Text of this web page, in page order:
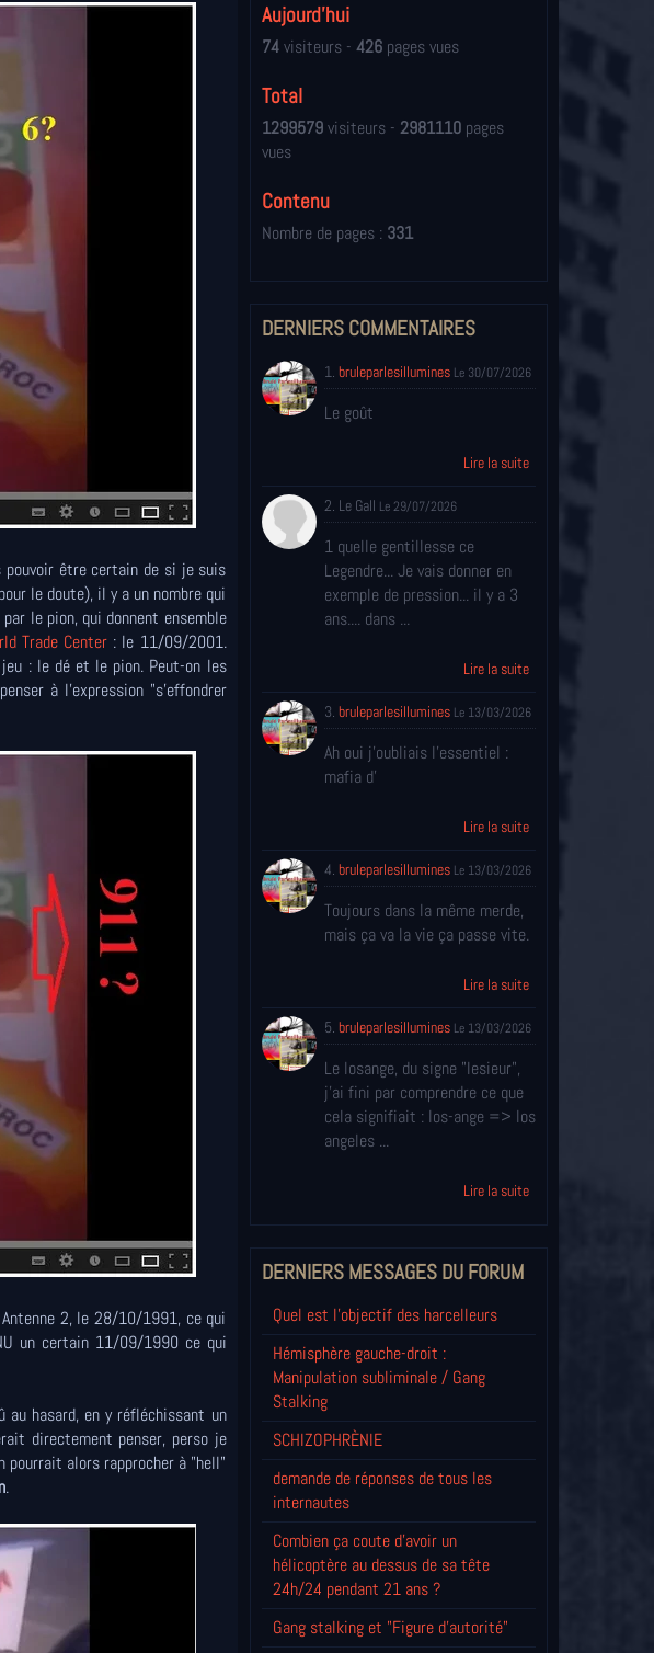
être certain de si je suis
le doute), il y a un nombre qui
le pion, qui donnent ensemble
Trade Center : le 11/09/2001.
: le dé et le pion. Peut-on les
à l'expression "s'effondrer
2, le 28/10/1991, ce qui
un certain 11/09/1990 ce qui
hasard, en y réfléchissant un
directement penser, perso je
pourrait alors rapprocher à "hell"
.
Aujourd'hui
74visiteurs - 426pages vues
Total
1299579visiteurs - 2981110pages
vues
Contenu
Nombre de pages : 331
DERNIERS COMMENTAIRES
1. bruleparlesillumines Le 30/07/2026
Le goût
Lire la suite
2. Le Gall Le 29/07/2026
1 quelle gentillesse ce
Legendre... Je vais donner en
exemple de pression... il y a 3
ans.... dans ...
Lire la suite
3. bruleparlesillumines Le 13/03/2026
Ah oui j'oubliais l'essentiel :
mafia d'
Lire la suite
4. bruleparlesillumines Le 13/03/2026
Toujours dans la même merde,
mais ça va la vie ça passe vite.
Lire la suite
5. bruleparlesillumines Le 13/03/2026
Le losange, du signe "lesieur",
j'ai fini par comprendre ce que
cela signifiait : los-ange => los
angeles ...
Lire la suite
DERNIERS MESSAGES DU FORUM
Quel est l'objectif des harcelleurs
Hémisphère gauche-droit :
Manipulation subliminale / Gang
Stalking
SCHIZOPHRÈNIE
demande de réponses de tous les
internautes
Combien ça coute d'avoir un
hélicoptère au dessus de sa tête
24h/24 pendant 21 ans ?
Gang stalking et "Figure d'autorité"